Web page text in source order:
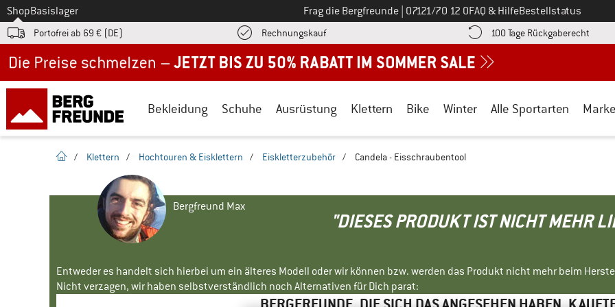
Zum
ShopBasislager Frag die Bergfreunde Ruf uns an unter
07121/70 12 0FAQ & HilfeBestellstatus
Portofrei ab 69 € (DE) RechnungskaufFinde die Zahlungs-Infos hier! Öffnet sich in einer Infobox
100 Tage Rückgaberecht
Bekleidung Schuhe Ausrüstung Klettern Bike Winter Alle Sportarten
Startseite
/ Klettern / Hochtouren & Eisklettern / Eiskletterzubehör / Candela - Eisschraubentool
Bergfreund Max
"DIESES PRODUKT IST NICHT MEHR
Entweder es handelt sich hierbei um ein älteres Modell oder wir können bzw. werden das Produkt nicht mehr beim
Nicht verzagen, wir haben selbstverständlich noch Alternativen für Dich parat: